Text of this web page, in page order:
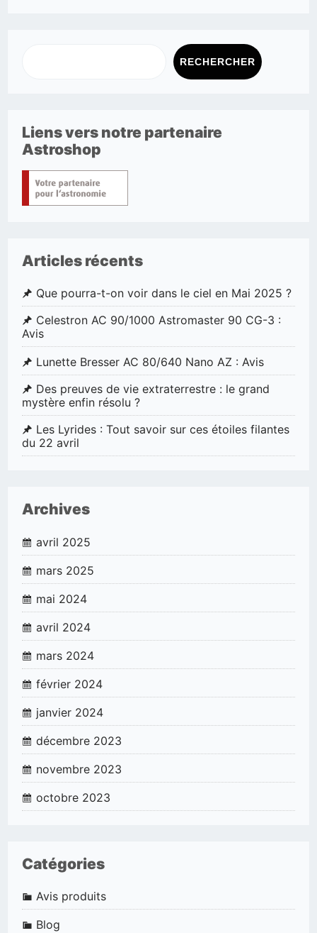
RECHERCHER
Liens vers notre partenaire
Astroshop
Articles récents
Que pourra-t-on voir dans le ciel en Mai 2025 ?
Celestron AC 90/1000 Astromaster 90 CG-3 :
Avis
Lunette Bresser AC 80/640 Nano AZ : Avis
Des preuves de vie extraterrestre : le grand
mystère enfin résolu ?
Les Lyrides : Tout savoir sur ces étoiles filantes
du 22 avril
Archives
avril 2025
mars 2025
mai 2024
avril 2024
mars 2024
février 2024
janvier 2024
décembre 2023
novembre 2023
octobre 2023
Catégories
Avis produits
Blog